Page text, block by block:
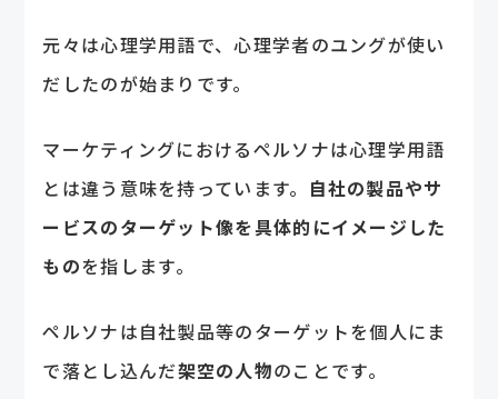
元々は心理学用語で、心理学者のユングが使い
だしたのが始まりです。
マーケティングにおけるペルソナは心理学用語
とは違う意味を持っています。 自社の製品やサ
ービスのターゲット像を具体的にイメージした
ものを指します。
ペルソナは自社製品等のターゲットを個人にま
で落とし込んだ架空の人物のことです。